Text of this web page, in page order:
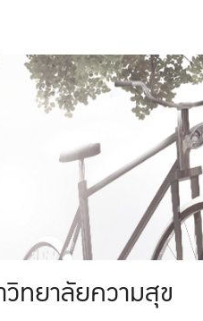
มหาวิทยาลัย
ทยาลัยความสุข